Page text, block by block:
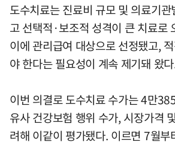
도수치료는 진료비 규모 및 의료기
고 선택적·보조적 성격이 큰 치료로
이에 관리급여 대상으로 선정됐고,
야 한다는 필요성이 계속 제기돼 왔
이번 의결로 도수치료 수가는 4만
유사 건강보험 행위 수가, 시장가격
려해 이같이 평가됐다. 이르면 7월부